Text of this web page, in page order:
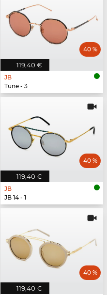
119,40 €
40 %
JB
Tune - 3
119,40 €
40 %
JB
JB 14 - 1
119,40 €
40 %